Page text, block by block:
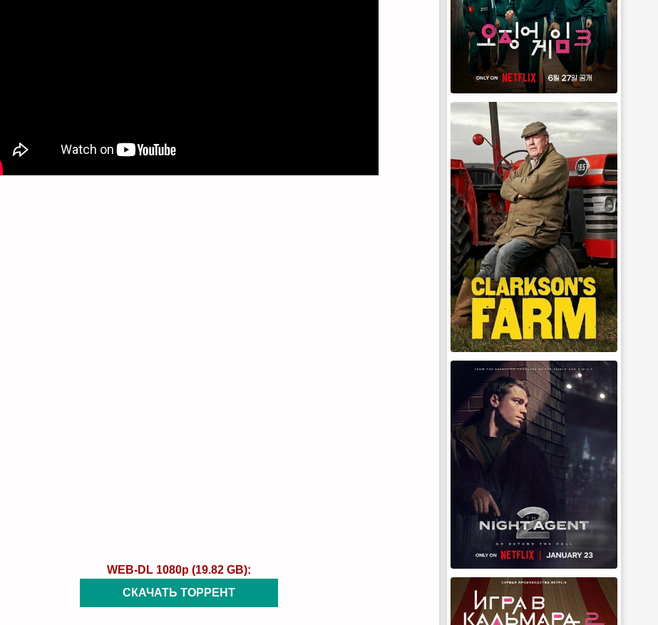
WEB-DL 1080p (19.82 GB):
СКАЧАТЬ ТОРРЕНТ